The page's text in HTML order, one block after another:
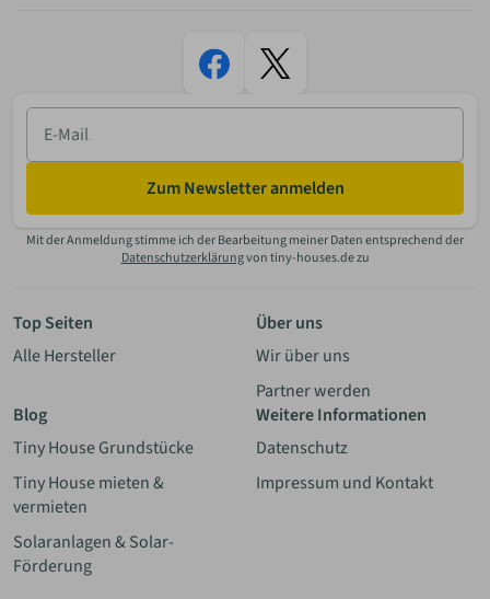
E-
Mail
Zum Newsletter anmelden
Mit der Anmeldung stimme ich der Bearbeitung meiner Daten entsprechend der
Datenschutzerklärungvon tiny-houses.de zu
Top Seiten
Alle Hersteller
Über uns
Wir über uns
Partner werden
Blog
Tiny House Grundstücke
Tiny House mieten &
vermieten
Solaranlagen & Solar-
Förderung
Weitere Informationen
Datenschutz
Impressum und Kontakt